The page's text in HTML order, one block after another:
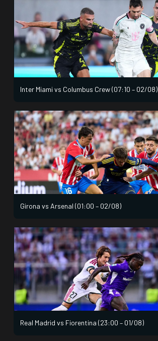
Inter Miami vs Columbus Crew (07:10 – 02/08)
Girona vs Arsenal (01:00 – 02/08)
Real Madrid vs Fiorentina (23:00 – 01/08)